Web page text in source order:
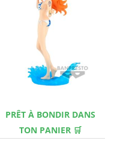
PRÊT À BONDIR DANS
TON PANIER 🛒